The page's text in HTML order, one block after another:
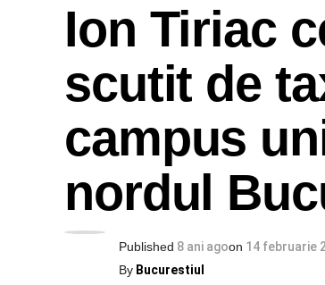
Ion Tiriac
scutit de
campus
nordul
Published 8 ani agoon 14 februarie
By Bucurestiul